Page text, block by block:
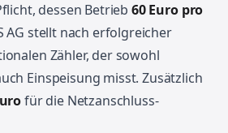
dessen Betrieb 60 Euro pro
AG stellt nach erfolgreicher
Zähler, der sowohl
Einspeisung misst. Zusätzlich
für die Netzanschluss-